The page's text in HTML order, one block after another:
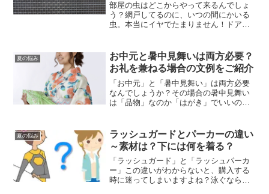
部屋の虫はどこからやって来るんでしょ
う？網戸してるのに、いつの間にかいる
虫。本当にイヤでたまりません！ドアの
怪しいかもしれません。今年の夏は、虫
が入らないように徹底的に...
夏の悩み
お中元と暑中見舞いは両方必要？
お礼を兼ねる場合の文例をご紹介
「お中元」と「暑中見舞い」は両方必要
なんでしょうか？その場合の暑中見舞い
は「品物」なのか「はがき」でいいの
など、今回はこの2つについて文例を混じ
えてお話しします。
夏の悩み
ラッシュガードとパーカーの違い
～素材は？下には何を着る？
「ラッシュガード」と「ラッシュパーカ
ー」この違いがわからないと、購入する
時に迷ってしまいますよね？泳ぐなら、